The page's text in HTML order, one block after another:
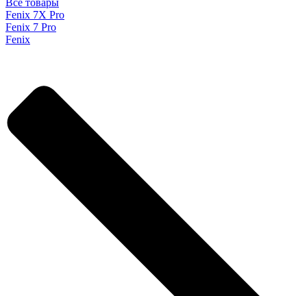
Все товары
Fenix 7X Pro
Fenix 7 Pro
Fenix